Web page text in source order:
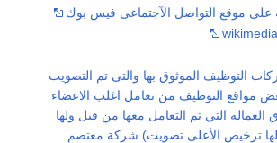
على موقع التواصل الآجتماعى فيس بوك
التوظيف الموثوق بها والتى تم التصويت
مواقع التوظيف من تعامل اغلب الاعضاء
العماله التي تم التعامل معها من قبل ولها
ترخيص الأعلى تصويت) شركة معتصم